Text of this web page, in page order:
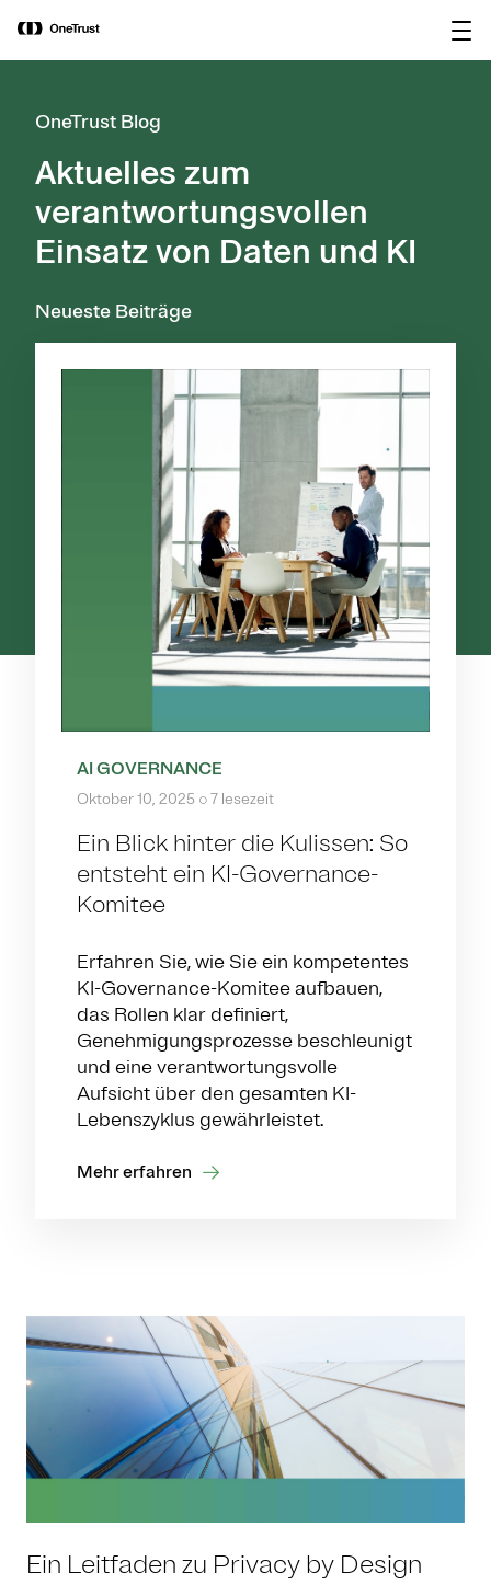
OneTrust als „Visionär“ im Gartner®
Magic Quadrant™ 2026 für
Plattformen zur KI-Governance
OneTrust Blog
Aktuelles zum
verantwortungsvollen
Einsatz von Daten und KI
Neueste Beiträge
AI GOVERNANCE
Oktober 10, 2025 7 lesezeit
Ein Blick hinter die Kulissen: So
entsteht ein KI-Governance-
Komitee
Erfahren Sie, wie Sie ein kompetentes
KI-Governance-Komitee aufbauen,
das Rollen klar definiert,
Genehmigungsprozesse beschleunigt
und eine verantwortungsvolle
Aufsicht über den gesamten KI-
Lebenszyklus gewährleistet.
Mehr erfahren
Ein Leitfaden zu Privacy by Design